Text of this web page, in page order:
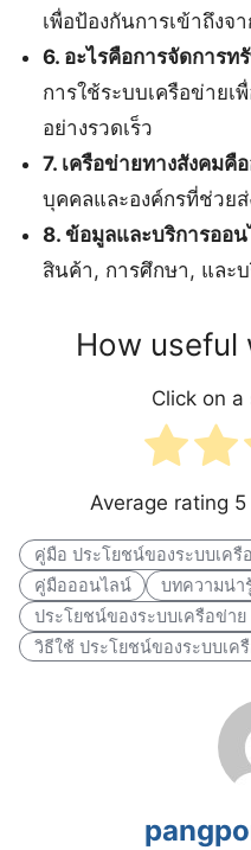
เพื่อป้องกันการเข้าถึงจ
6. อะไรคือการจัดการท
การใช้ระบบเครือข่ายเ
อย่างรวดเร็ว
7. เครือข่ายทางสังคมคื
บุคคลและองค์กรที่ช่วยส่
8. ข้อมูลและบริการออ
สินค้า, การศึกษา, และ
How useful
Click on
Average rating 5
คู่มือ ประโยชน์ของระบบเครื
คู่มือออนไลน์
บทความน่า
ประโยชน์ของระบบเครือข่าย
วิธีใช้ ประโยชน์ของระบบเค